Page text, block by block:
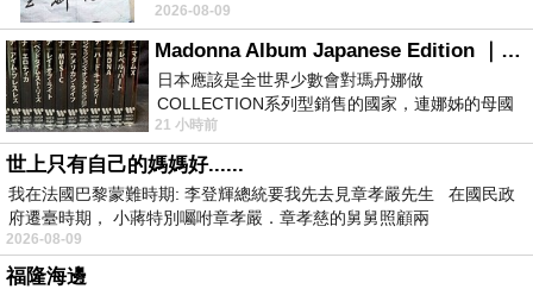
瘤「祈禱早日康復，一切都好」。
2026-08-09
Madonna Album Japanese Edition ｜瑪丹娜專輯們2026年日本版重發系列
日本應該是全世界少數會對瑪丹娜做
COLLECTION系列型銷售的國家，連娜姊的母國
美國都沒對她這樣過，這全拜在他們到現在唱片
21 小時前
世上只有自己的媽媽好......
我在法國巴黎蒙難時期: 李登輝總統要我先去見章孝嚴先生 在國民政
府遷臺時期， 小蔣特別囑咐章孝嚴．章孝慈的舅舅照顧兩
2026-08-09
福隆海邊